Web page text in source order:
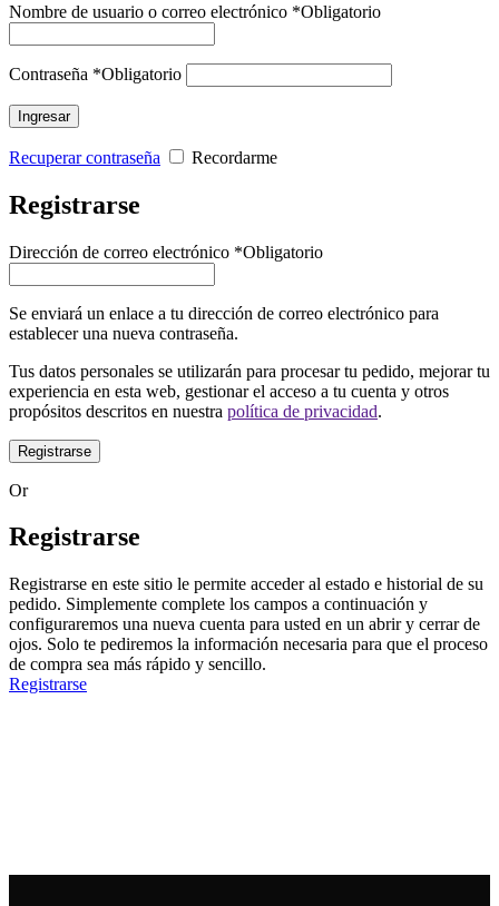
Nombre de usuario o correo electrónico *Obligatorio
Contraseña *Obligatorio
Ingresar
Recuperar contraseña Recordarme
Registrarse
Dirección de correo electrónico *Obligatorio
Se enviará un enlace a tu dirección de correo electrónico para
establecer una nueva contraseña.
Tus datos personales se utilizarán para procesar tu pedido, mejorar tu
experiencia en esta web, gestionar el acceso a tu cuenta y otros
propósitos descritos en nuestra política de privacidad.
Registrarse
Or
Registrarse
Registrarse en este sitio le permite acceder al estado e historial de su
pedido. Simplemente complete los campos a continuación y
configuraremos una nueva cuenta para usted en un abrir y cerrar de
ojos. Solo te pediremos la información necesaria para que el proceso
de compra sea más rápido y sencillo.
Registrarse